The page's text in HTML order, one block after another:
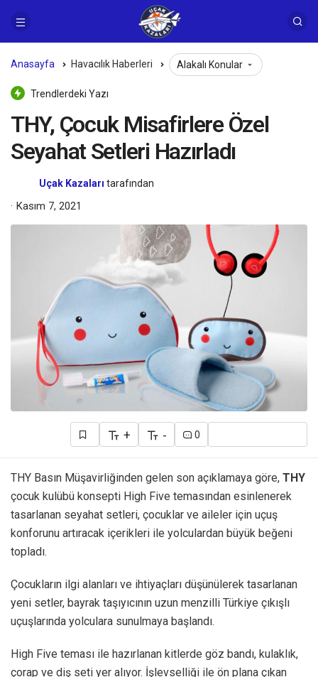
Anasayfa Havacılık Haberleri Alakalı Konular
Trendlerdeki Yazı
THY, Çocuk Misafirlere Özel
Seyahat Setleri Hazırladı
Uçak Kazaları tarafından
Kasım 7, 2021
+ - 0
THY Basın Müşavirliğinden gelen son açıklamaya göre, THY
çocuk kulübü konsepti High Five temasından esinlenerek
tasarlanan seyahat setleri, çocuklar ve aileler için uçuş
konforunu artıracak içerikleri ile yolculardan büyük beğeni
topladı.
Çocukların ilgi alanları ve ihtiyaçları düşünülerek tasarlanan
yeni setler, bayrak taşıyıcının uzun menzilli Türkiye çıkışlı
uçuşlarında yolculara sunulmaya başlandı.
High Five teması ile hazırlanan kitlerde göz bandı, kulaklık,
çorap ve diş seti yer alıyor. İşlevselliği ile ön plana çıkan